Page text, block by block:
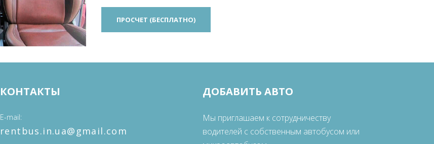
ПРОСЧЕТ (БЕСПЛАТНО)
КОНТАКТЫ
E-mail
‎rentbus.in.ua@gmail.com
ДОБАВИТЬ АВТО
Мы приглашаем к сотрудничеству
водителей с собственным автобусом или